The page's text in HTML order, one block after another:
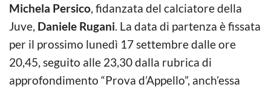
Michela Persico, fidanzata del calciatore della
Juve, Daniele Rugani. La data di partenza è fissata
per il prossimo lunedì 17 settembre dalle ore
20,45, seguito alle 23,30 dalla rubrica di
approfondimento “Prova d’Appello”, anch’essa